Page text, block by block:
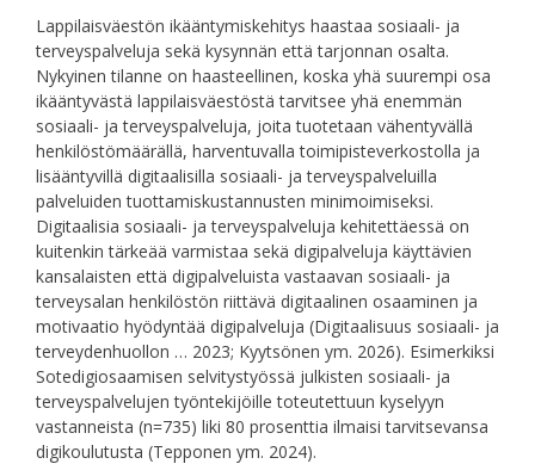
Lappilaisväestön ikääntymiskehitys haastaa sosiaali- ja
terveyspalveluja sekä kysynnän että tarjonnan osalta.
Nykyinen tilanne on haasteellinen, koska yhä suurempi osa
ikääntyvästä lappilaisväestöstä tarvitsee yhä enemmän
sosiaali- ja terveyspalveluja, joita tuotetaan vähentyvällä
henkilöstömäärällä, harventuvalla toimipisteverkostolla ja
lisääntyvillä digitaalisilla sosiaali- ja terveyspalveluilla
palveluiden tuottamiskustannusten minimoimiseksi.
Digitaalisia sosiaali- ja terveyspalveluja kehitettäessä on
kuitenkin tärkeää varmistaa sekä digipalveluja käyttävien
kansalaisten että digipalveluista vastaavan sosiaali- ja
terveysalan henkilöstön riittävä digitaalinen osaaminen ja
motivaatio hyödyntää digipalveluja (Digitaalisuus sosiaali- ja
terveydenhuollon … 2023; Kyytsönen ym. 2026). Esimerkiksi
Sotedigiosaamisen selvitystyössä julkisten sosiaali- ja
terveyspalvelujen työntekijöille toteutettuun kyselyyn
vastanneista (n=735) liki 80 prosenttia ilmaisi tarvitsevansa
digikoulutusta (Tepponen ym. 2024).